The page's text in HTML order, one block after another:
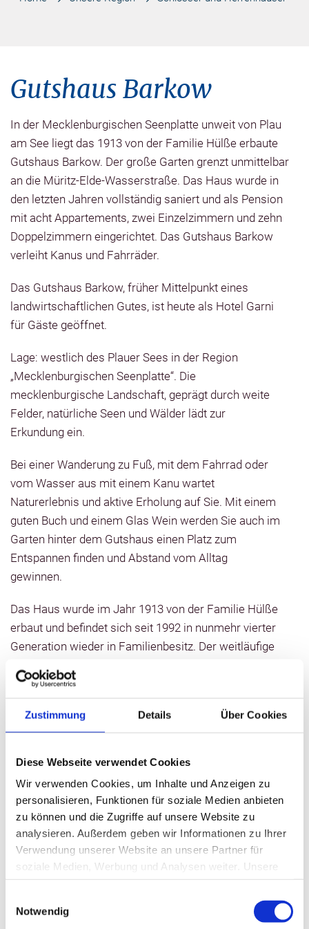
Zustimmung Details Über Cookies
Diese Webseite verwendet Cookies
Wir verwenden Cookies, um Inhalte und Anzeigen zu
personalisieren, Funktionen für soziale Medien anbieten
zu können und die Zugriffe auf unsere Website zu
analysieren. Außerdem geben wir Informationen zu Ihrer
Verwendung unserer Website an unsere Partner für
soziale Medien, Werbung und Analysen weiter. Unsere
Partner führen diese Informationen möglicherweise mit
weiteren Daten zusammen, die Sie ihnen bereitgestellt
haben oder die sie im Rahmen Ihrer Nutzung der Dienste
Notwendig
Gutshaus Barkow
In der Mecklenburgischen Seenplatte unweit von Plau
am See liegt das 1913 von der Familie Hülße erbaute
Gutshaus Barkow. Der große Garten grenzt unmittelbar
an die Müritz-Elde-Wasserstraße. Das Haus wurde in
den letzten Jahren vollständig saniert und als Pension
mit acht Appartements, zwei Einzelzimmern und zehn
Doppelzimmern eingerichtet. Das Gutshaus Barkow
verleiht Kanus und Fahrräder.
Das Gutshaus Barkow, früher Mittelpunkt eines
landwirtschaftlichen Gutes, ist heute als Hotel Garni
für Gäste geöffnet.
Lage: westlich des Plauer Sees in der Region
„Mecklenburgischen Seenplatte“. Die
mecklenburgische Landschaft, geprägt durch weite
Felder, natürliche Seen und Wälder lädt zur
Erkundung ein.
Bei einer Wanderung zu Fuß, mit dem Fahrrad oder
vom Wasser aus mit einem Kanu wartet
Naturerlebnis und aktive Erholung auf Sie. Mit einem
guten Buch und einem Glas Wein werden Sie auch im
Garten hinter dem Gutshaus einen Platz zum
Entspannen finden und Abstand vom Alltag
gewinnen.
Das Haus wurde im Jahr 1913 von der Familie Hülße
erbaut und befindet sich seit 1992 in nunmehr vierter
Generation wieder in Familienbesitz. Der weitläufige
Wasserstraße, die durch das westliche Mecklenburg
fließt und in Dömitz in die Elbe mündet. Nach der
behutsamen Sanierung des Gutshauses bietet das
und Appartements mit Dusche/WC, Telefon, Fön und
Fernsehgerät. Die Appartements sind jeweils mit
einer Küchenzeile ausgestattet.
Eine Kanu- und Fahrradvermietung steht zur
Verfügung.
Für Kinder bietet das Gutshaus einen Naturspielplatz
und viel Platz zum Toben, auch der benachbarte Sport
- und Fussballplatz der Gemeinde kann mitgenutzt